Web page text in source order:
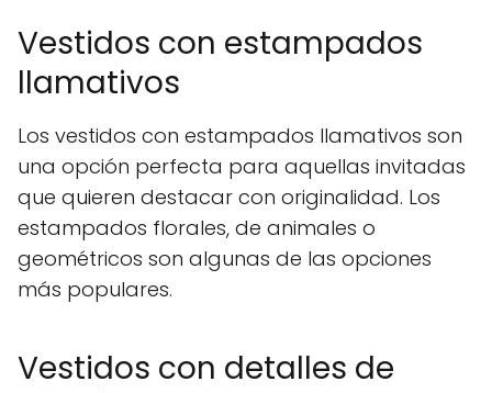
Vestidos con estampados
llamativos
Los vestidos con estampados llamativos son
una opción perfecta para aquellas invitadas
que quieren destacar con originalidad. Los
estampados florales, de animales o
geométricos son algunas de las opciones
más populares.
Vestidos con detalles de